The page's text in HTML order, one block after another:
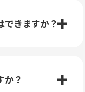
できますか？
か？